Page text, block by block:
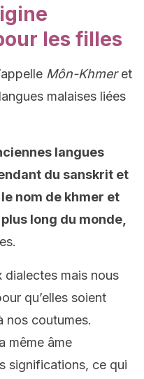
les filles
Môn-Khmeret
malaises liées
langues
du sanskrit et
nom de khmer et
long du monde,
dialectes mais nous
qu’elles soient
nos coutumes.
même âme
significations, ce qui